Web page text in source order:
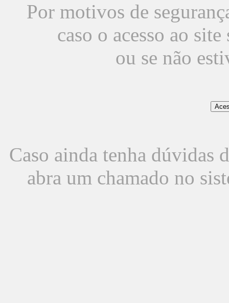
Por motivos de
caso o acesso ao
ou se não
Caso ainda tenha dúvidas
abra um chamado no